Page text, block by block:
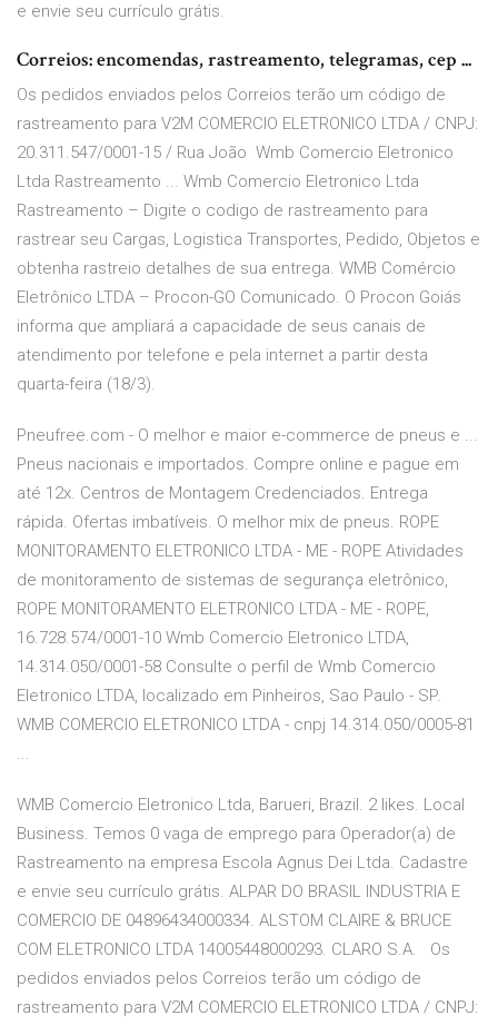
e envie seu currículo grátis.
Correios: encomendas, rastreamento, telegramas, cep ...
Os pedidos enviados pelos Correios terão um código de
rastreamento para V2M COMERCIO ELETRONICO LTDA / CNPJ:
20.311.547/0001-15 / Rua João Wmb Comercio Eletronico
Ltda Rastreamento ... Wmb Comercio Eletronico Ltda
Rastreamento – Digite o codigo de rastreamento para
rastrear seu Cargas, Logistica Transportes, Pedido, Objetos e
obtenha rastreio detalhes de sua entrega. WMB Comércio
Eletrônico LTDA – Procon-GO Comunicado. O Procon Goiás
informa que ampliará a capacidade de seus canais de
atendimento por telefone e pela internet a partir desta
quarta-feira (18/3).
Pneufree.com - O melhor e maior e-commerce de pneus e ...
Pneus nacionais e importados. Compre online e pague em
até 12x. Centros de Montagem Credenciados. Entrega
rápida. Ofertas imbatíveis. O melhor mix de pneus. ROPE
MONITORAMENTO ELETRONICO LTDA - ME - ROPE Atividades
de monitoramento de sistemas de segurança eletrônico,
ROPE MONITORAMENTO ELETRONICO LTDA - ME - ROPE,
16.728.574/0001-10 Wmb Comercio Eletronico LTDA,
14.314.050/0001-58 Consulte o perfil de Wmb Comercio
Eletronico LTDA, localizado em Pinheiros, Sao Paulo - SP.
WMB COMERCIO ELETRONICO LTDA - cnpj 14.314.050/0005-81
...
WMB Comercio Eletronico Ltda, Barueri, Brazil. 2 likes. Local
Business. Temos 0 vaga de emprego para Operador(a) de
Rastreamento na empresa Escola Agnus Dei Ltda. Cadastre
e envie seu currículo grátis. ALPAR DO BRASIL INDUSTRIA E
COMERCIO DE 04896434000334. ALSTOM CLAIRE & BRUCE
COM ELETRONICO LTDA 14005448000293. CLARO S.A. Os
pedidos enviados pelos Correios terão um código de
rastreamento para V2M COMERCIO ELETRONICO LTDA / CNPJ: